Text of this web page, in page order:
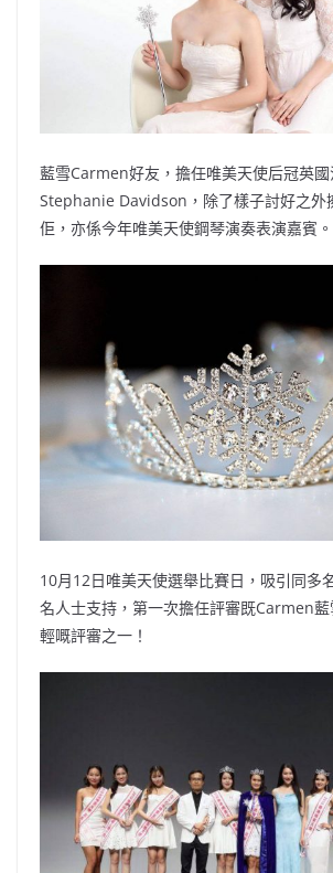
藍雪Carmen好友，擔任唯美天使后冠英
Stephanie Davidson，除了樣子討好之外
佢，亦係今年唯美天使鋼琴演奏表演嘉賓。
10月12日唯美天使選舉比賽日，吸引同多
名人士支持，第一次擔任評審既Carmen
輕嘅評審之一！